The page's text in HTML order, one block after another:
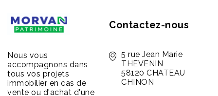
Nous vous
accompagnons dans
tous vos projets
immobilier en cas de
vente ou d'achat d'une
Contactez-nous
5 rue Jean Marie
THEVENIN
58120 CHATEAU
CHINON